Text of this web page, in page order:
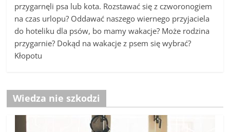
przygarnęli psa lub kota. Rozstawać się z czworonogiem
na czas urlopu? Oddawać naszego wiernego przyjaciela
do hoteliku dla psów, bo mamy wakacje? Może rodzina
przygarnie? Dokąd na wakacje z psem się wybrać?
Kłopotu
Wiedza nie szkodzi